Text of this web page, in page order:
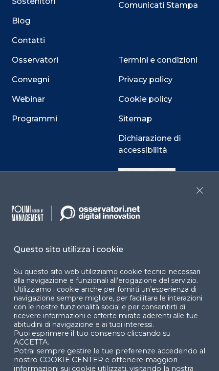
Blog
Contatti
Osservatori
Convegni
Webinar
Programmi
Comunicati Stampa
Termini e condizioni
Privacy policy
Cookie policy
Sitemap
Dichiarazione di
accessibilità
Cookie Center
Facebook LinkedIn
© 2024 Copyright © Politecnico di Milano Dipartimento
di Ingegneria Gestionale
Questo sito utilizza i cookie
Su questo sito web utilizziamo cookie tecnici necessari
alla navigazione e funzionali all’erogazione del servizio.
Utilizziamo i cookie anche per fornirti un’esperienza di
navigazione sempre migliore, per facilitare le interazioni
con le nostre funzionalità social e per consentirti di
ricevere informazioni e offerte mirate aderenti alle tue
abitudini di navigazione e ai tuoi interessi.
Puoi esprimere il tuo consenso cliccando su
ACCETTA.
Potrai sempre gestire le tue preferenze accedendo al
nostro COOKIE CENTER e ottenere maggiori
informazioni sui cookie utilizzati, visitando la nostra